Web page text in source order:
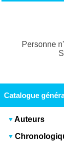
Personne
Catalogue
Auteurs